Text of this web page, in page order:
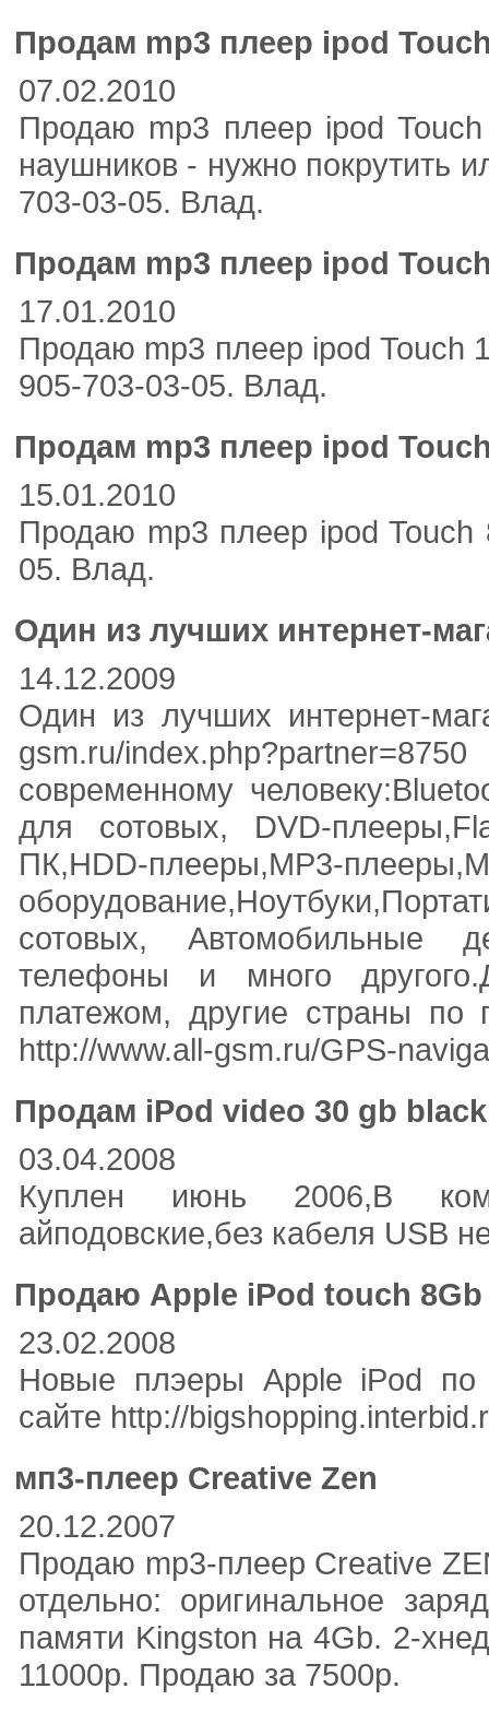
Продам mp3 плеер ipod
07.02.2010
Продаю mp3 плеер ipod
наушников - нужно покрутить
703-03-05. Влад.
Продам mp3 плеер ipod
17.01.2010
Продаю mp3 плеер ipod Touch
905-703-03-05. Влад.
Продам mp3 плеер ipod
15.01.2010
Продаю mp3 плеер ipod
05. Влад.
Один из лучших интернет-
14.12.2009
Один из лучших интернет-
gsm.ru/
современному
для сотовых, DVD-
ПК,HDD-плееры,MP3-
сотовых, Автомобильные
телефоны и много
платежом, другие страны по
http://www.all-gsm.ru/GPS-
Продам iPod video 30 gb black
03.04.2008
Куплен июнь 2006,В
айподовские,без кабеля USB
Продаю Apple iPod touch
23.02.2008
Новые плэеры Apple iPod по
сайте http://
мп3-плеер Creative Zen
20.12.2007
Продаю mp3-плеер Creative
отдельно: оригинальное
памяти Kingston на 4Gb. 2-
11000р. Продаю за 7500р.